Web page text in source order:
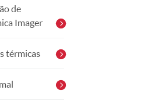
de
Imager
térmicas